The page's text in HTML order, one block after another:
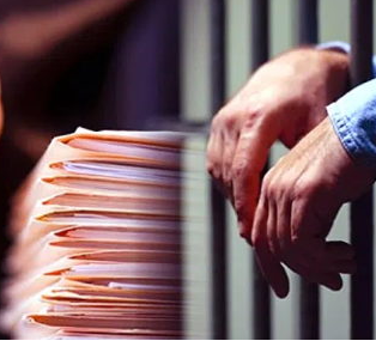
ВНАСЛІДОК ПОРАНЕНЬ,
ПОМЕР ВОЇН ЮРІЙ ВОЙТИК
25 листопада 2025 0